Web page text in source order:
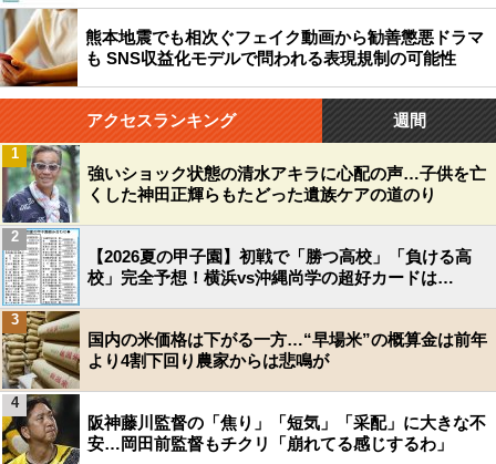
熊本地震でも相次ぐフェイク動画から勧善懲悪ドラマ
も SNS収益化モデルで問われる表現規制の可能性
アクセスランキング 週間
強いショック状態の清水アキラに心配の声…子供を亡
くした神田正輝らもたどった遺族ケアの道のり
1
【2026夏の甲子園】初戦で「勝つ高校」「負ける高
校」完全予想！横浜vs沖縄尚学の超好カードは…
2
国内の米価格は下がる一方…“早場米”の概算金は前年
より4割下回り農家からは悲鳴が
3
阪神藤川監督の「焦り」「短気」「采配」に大きな不
安…岡田前監督もチクリ「崩れてる感じするわ」
4